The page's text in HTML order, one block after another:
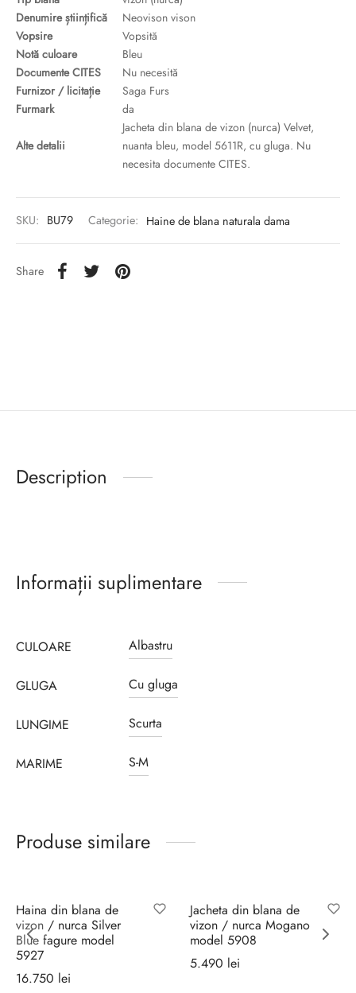
Denumire științifică
Neovison vison
Vopsire
Vopsită
Notă culoare
Bleu
Documente CITES
Nu necesită
Furnizor / licitație
Saga Furs
Furmark
da
Alte detalii
Jacheta din blana de vizon (nurca) Velvet,
nuanta bleu, model 5611R, cu gluga. Nu
necesita documente CITES.
SKU: BU79 Categorie: Haine de blana naturala dama
Share
Description
Informații suplimentare
CULOARE Albastru
GLUGA Cu gluga
LUNGIME Scurta
MARIME S-M
Produse similare
Haina din blana de
vizon / nurca Silver
Blue fagure model
5927
16.750 lei
Jacheta din blana de
vizon / nurca Mogano
model 5908
5.490 lei